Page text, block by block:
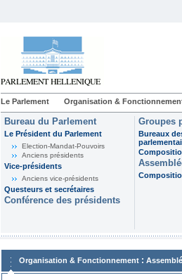
Le Parlement Organisation &
Bureau du Parlement
Le Président du Parlement
Election-Mandat-Pouvoirs
Anciens présidents
Vice-présidents
Anciens vice-présidents
Questeurs et secrétaires
Conférence des présidents
Groupes
Bureaux
Organisation & Fonctionnement :